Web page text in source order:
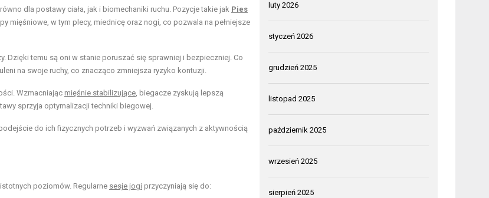
dla postawy ciała, jak i biomechaniki ruchu. Pozycje takie jak Pies
mięśniowe, w tym plecy, miednicę oraz nogi, co pozwala na pełniejsze
temu są oni w stanie poruszać się sprawniej i bezpieczniej. Co
na swoje ruchy, co znacząco zmniejsza ryzyko kontuzji.
Wzmacniając mięśnie stabilizujące, biegacze zyskują lepszą
sprzyja optymalizacji techniki biegowej.
do ich fizycznych potrzeb i wyzwań związanych z aktywnością
poziomów. Regularne sesje jogi przyczyniają się do:
luty 2026
styczeń 2026
grudzień 2025
listopad 2025
październik 2025
wrzesień 2025
sierpień 2025